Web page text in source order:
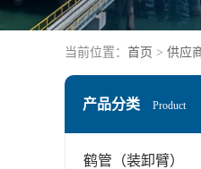
当前位置： 首页 > 供应
产品分类 Product
鹤管（装卸臂）